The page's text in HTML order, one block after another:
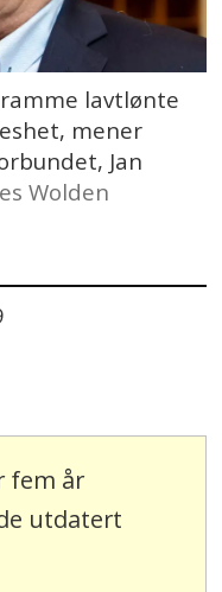
lavtlønte
mener
Jan
Wolden
fem år
utdatert